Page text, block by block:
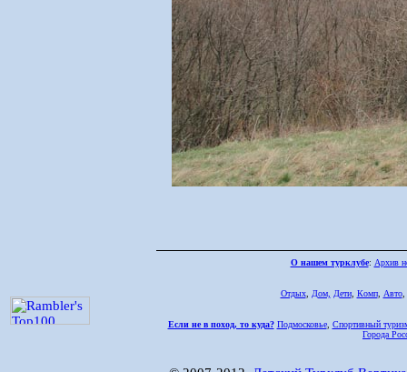
О нашем турклубе: Архив
Отдых, Дом, Дети, Комп, Авто,
Если не в поход, то куда? Подмосковье, Спортивный
Города